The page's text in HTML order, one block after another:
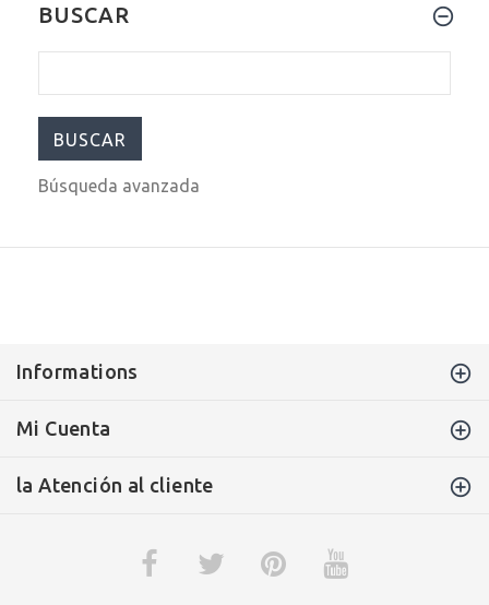
BUSCAR
Búsqueda avanzada
Informations
Mi Cuenta
la Atención al cliente